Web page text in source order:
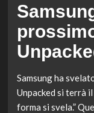
Samsung ha
Unpacked si terrà
forma si svela.”